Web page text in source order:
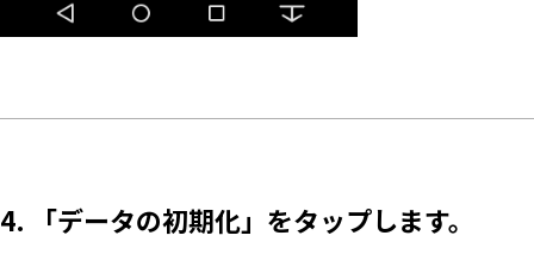
4. 「データの初期化」をタップします。